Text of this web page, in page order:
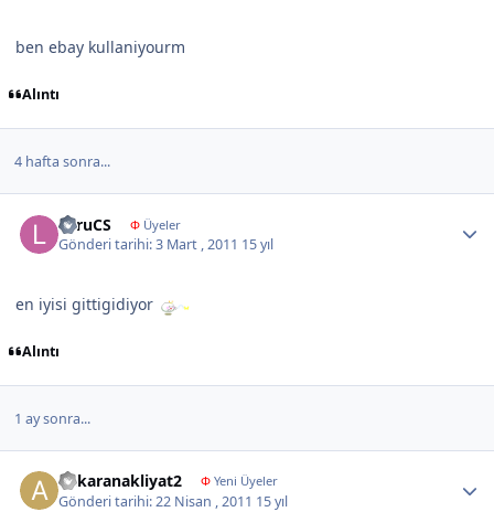
ben ebay kullaniyourm
Alıntı
4 hafta sonra...
LaruCS ΦÜyeler
Gönderi tarihi:3 Mart , 2011 15 yıl
en iyisi gittigidiyor
Alıntı
1 ay sonra...
ankaranakliyat2 ΦYeni Üyeler
Gönderi tarihi:22 Nisan , 2011 15 yıl